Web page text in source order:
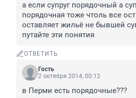
а если супруг порядочный а
порядочная тоже чтоль все
оставляет жильё не бывшей
путайте эти понятия
ОТВЕТИТЬ
Гость
2 октября 2014, 00:12
в Перми есть порядочные???